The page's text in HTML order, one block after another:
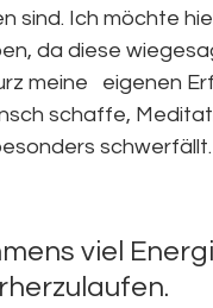
sind. Ich möchte
da diese
meine   eigenen
schaffe,
schwerfällt.
viel